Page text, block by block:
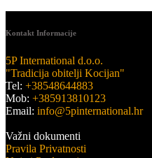
Kontakt Informacije
5P International d.o.o.
"Tradicija obitelji Kocijan"
Tel: +38548644883
Mob: +385913810123
Email: info@5pinternational.hr
Važni dokumenti
Pravila Privatnosti